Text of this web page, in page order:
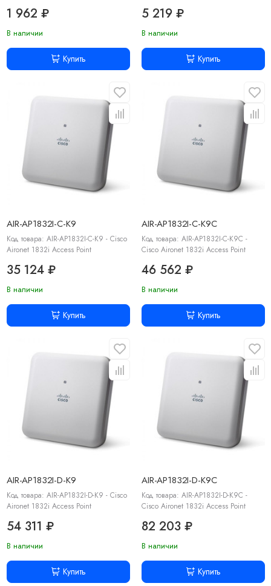
1 962 ₽
В наличии
Купить
5 219 ₽
В наличии
Купить
AIR-AP1832I-C-K9
Код товара: AIR-AP1832I-C-K9 - Cisco
Aironet 1832i Access Point
35 124 ₽
В наличии
Купить
AIR-AP1832I-C-K9C
Код товара: AIR-AP1832I-C-K9C -
Cisco Aironet 1832i Access Point
46 562 ₽
В наличии
Купить
AIR-AP1832I-D-K9
Код товара: AIR-AP1832I-D-K9 - Cisco
Aironet 1832i Access Point
54 311 ₽
В наличии
Купить
AIR-AP1832I-D-K9C
Код товара: AIR-AP1832I-D-K9C -
Cisco Aironet 1832i Access Point
82 203 ₽
В наличии
Купить